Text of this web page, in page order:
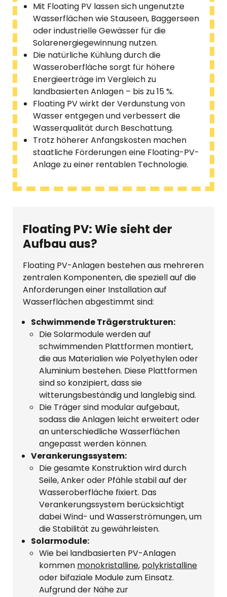
Mit Floating PV lassen sich ungenutzte
Wasserflächen wie Stauseen, Baggerseen
oder industrielle Gewässer für die
Solarenergiegewinnung nutzen.
Die natürliche Kühlung durch die
Wasseroberfläche sorgt für höhere
Energieerträge im Vergleich zu
landbasierten Anlagen – bis zu 15 %.
Floating PV wirkt der Verdunstung von
Wasser entgegen und verbessert die
Wasserqualität durch Beschattung.
Trotz höherer Anfangskosten machen
staatliche Förderungen eine Floating-PV-
Anlage zu einer rentablen Technologie.
Floating PV: Wie sieht der
Aufbau aus?
Floating PV-Anlagen bestehen aus mehreren
zentralen Komponenten, die speziell auf die
Anforderungen einer Installation auf
Wasserflächen abgestimmt sind:
Schwimmende Trägerstrukturen:
Die Solarmodule werden auf
schwimmenden Plattformen montiert,
die aus Materialien wie Polyethylen oder
Aluminium bestehen. Diese Plattformen
sind so konzipiert, dass sie
witterungsbeständig und langlebig sind.
Die Träger sind modular aufgebaut,
sodass die Anlagen leicht erweitert oder
an unterschiedliche Wasserflächen
angepasst werden können.
Verankerungssystem:
Die gesamte Konstruktion wird durch
Seile, Anker oder Pfähle stabil auf der
Wasseroberfläche fixiert. Das
Verankerungssystem berücksichtigt
dabei Wind- und Wasserströmungen, um
die Stabilität zu gewährleisten.
Solarmodule:
Wie bei landbasierten PV-Anlagen
kommen monokristalline, polykristalline
oder bifaziale Module zum Einsatz.
Aufgrund der Nähe zur